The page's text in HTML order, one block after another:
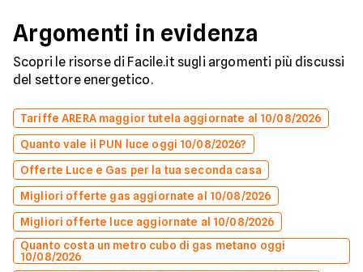
Argomenti in evidenza
Scopri le risorse di Facile.it sugli argomenti più discussi
del settore energetico.
Tariffe ARERA maggior tutela aggiornate al 10/08/2026
Quanto vale il PUN luce oggi 10/08/2026?
Offerte Luce e Gas per la tua seconda casa
Migliori offerte gas aggiornate al 10/08/2026
Migliori offerte luce aggiornate al 10/08/2026
Quanto costa un metro cubo di gas metano oggi
10/08/2026